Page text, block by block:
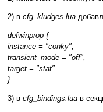
2) в cfg_kludges.lua
defwinprop {
instance = "conky",
transient_mode = "off",
target = "stat"
}
3) в cfg_bindings.lua в